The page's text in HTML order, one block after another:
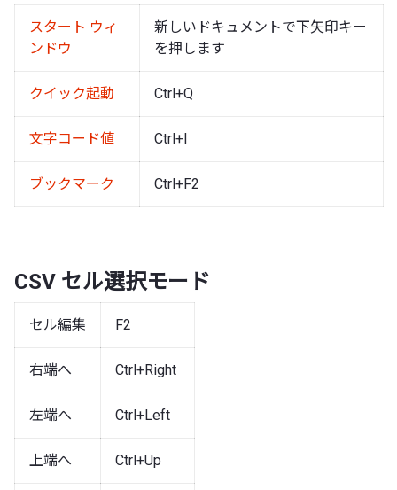
スタート ウィ
ンドウ
新しいドキュメントで下矢印キー
を押します
クイック起動 Ctrl+Q
文字コード値 Ctrl+I
ブックマーク Ctrl+F2
CSV セル選択モード
セル編集 F2
右端へ Ctrl+Right
左端へ Ctrl+Left
上端へ Ctrl+Up